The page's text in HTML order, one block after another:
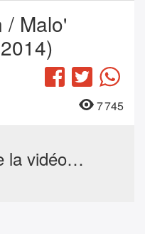
/ Malo'
Facebook
Twitter
7 745
la vidéo…